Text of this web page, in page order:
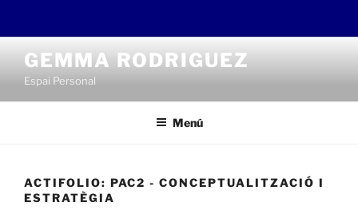
contenido
GEMMA RODRIGUEZ
Espai Personal
Menú
ACTIFOLIO: PAC2 - CONCEPTUALITZACIÓ I
ESTRATÈGIA